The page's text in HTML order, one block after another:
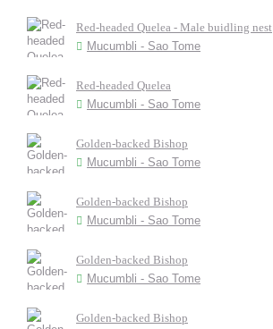
Red-headed Quelea - Male buidling nest
Mucumbli - Sao Tome
Red-headed Quelea
Mucumbli - Sao Tome
Golden-backed Bishop
Mucumbli - Sao Tome
Golden-backed Bishop
Mucumbli - Sao Tome
Golden-backed Bishop
Mucumbli - Sao Tome
Golden-backed Bishop